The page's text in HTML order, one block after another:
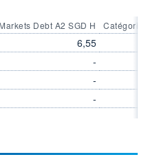
Debt A2 SGD H
6,55
-
-
-
Catégorie